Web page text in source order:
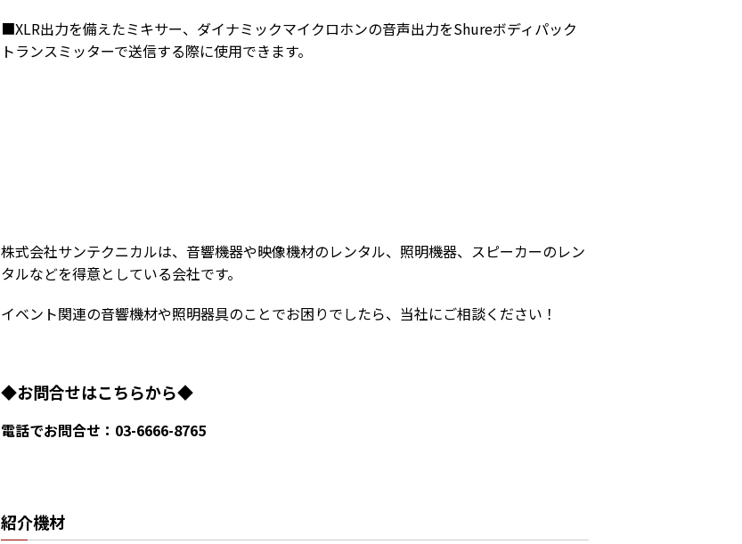
■XLR出力を備えたミキサー、ダイナミックマイクロホンの音声出力をShureボディパック
トランスミッターで送信する際に使用できます。
株式会社サンテクニカルは、音響機器や映像機材のレンタル、照明機器、スピーカーのレン
タルなどを得意としている会社です。
イベント関連の音響機材や照明器具のことでお困りでしたら、当社にご相談ください！
◆お問合せはこちらから◆
電話でお問合せ：03-6666-8765
紹介機材